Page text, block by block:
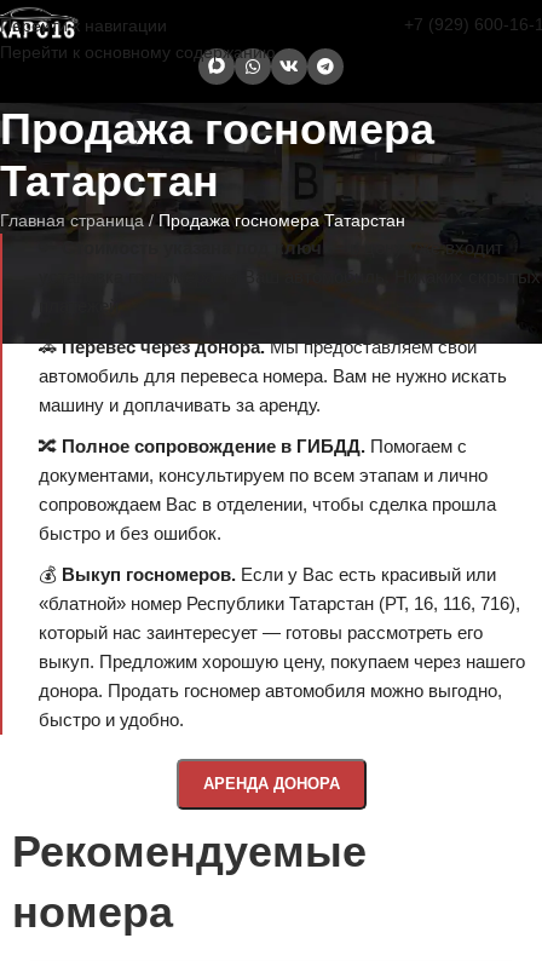
Перейти к навигации
Перейти к основному содержанию
+7 (929) 600-16-
Продажа госномера
Татарстан
Главная страница/ Продажа госномера Татарстан
Стоимость указана под ключ — в цену уже входит
установка госномера на Ваш автомобиль. Никаких скрытых
платежей.
🚗Перевес через донора.Мы предоставляем свой
автомобиль для перевеса номера. Вам не нужно искать
машину и доплачивать за аренду.
🔀 Полное сопровождение в ГИБДД. Помогаем с
документами, консультируем по всем этапам и лично
сопровождаем Вас в отделении, чтобы сделка прошла
быстро и без ошибок.
💰 Выкуп госномеров. Если у Вас есть красивый или
«блатной» номер Республики Татарстан (РТ, 16, 116, 716),
который нас заинтересует — готовы рассмотреть его
выкуп. Предложим хорошую цену, покупаем через нашего
донора. Продать госномер автомобиля можно выгодно,
быстро и удобно.
АРЕНДА ДОНОРА
Рекомендуемые
номера